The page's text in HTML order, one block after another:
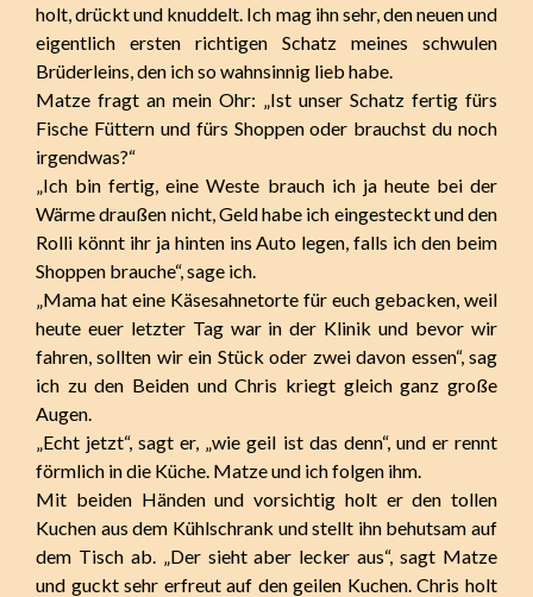
holt, drückt und knuddelt. Ich mag ihn sehr, den neuen und
eigentlich ersten richtigen Schatz meines schwulen
Brüderleins, den ich so wahnsinnig lieb habe.
Matze fragt an mein Ohr: „Ist unser Schatz fertig fürs
Fische Füttern und fürs Shoppen oder brauchst du noch
irgendwas?“
„Ich bin fertig, eine Weste brauch ich ja heute bei der
Wärme draußen nicht, Geld habe ich eingesteckt und den
Rolli könnt ihr ja hinten ins Auto legen, falls ich den beim
Shoppen brauche“, sage ich.
„Mama hat eine Käsesahnetorte für euch gebacken, weil
heute euer letzter Tag war in der Klinik und bevor wir
fahren, sollten wir ein Stück oder zwei davon essen“, sag
ich zu den Beiden und Chris kriegt gleich ganz große
Augen.
„Echt jetzt“, sagt er, „wie geil ist das denn“, und er rennt
förmlich in die Küche. Matze und ich folgen ihm.
Mit beiden Händen und vorsichtig holt er den tollen
Kuchen aus dem Kühlschrank und stellt ihn behutsam auf
dem Tisch ab. „Der sieht aber lecker aus“, sagt Matze
und guckt sehr erfreut auf den geilen Kuchen. Chris holt